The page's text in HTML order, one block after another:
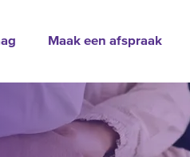
Maak een afspraak